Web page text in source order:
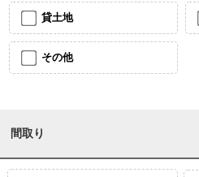
貸土地
その他
間取り